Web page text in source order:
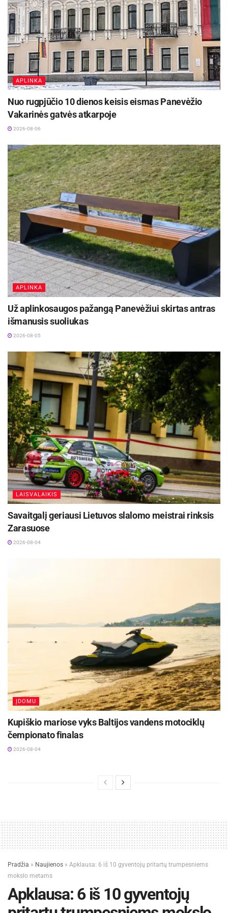
APLINKA
Nuo rugpjūčio 10 dienos keisis eismas Panevėžio
Vakarinės gatvės atkarpoje
2026-08-06
APLINKA
Už aplinkosaugos pažangą Panevėžiui skirtas antras
išmanusis suoliukas
2026-08-05
LAISVALAIKIS
Savaitgalį geriausi Lietuvos slalomo meistrai rinksis
Zarasuose
2026-08-04
ĮDOMU
Kupiškio mariose vyks Baltijos vandens motociklų
čempionato finalas
2026-08-04
Pradžia » Naujienos » Apklausa: 6 iš 10 gyventojų pritartų trumpesniems
mokslo metams
Apklausa: 6 iš 10 gyventojų